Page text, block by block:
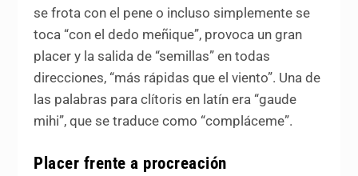
se frota con el pene o incluso simplemente se
toca “con el dedo meñique”, provoca un gran
placer y la salida de “semillas” en todas
direcciones, “más rápidas que el viento”. Una de
las palabras para clítoris en latín era “gaude
mihi”, que se traduce como “compláceme”.
Placer frente a procreación